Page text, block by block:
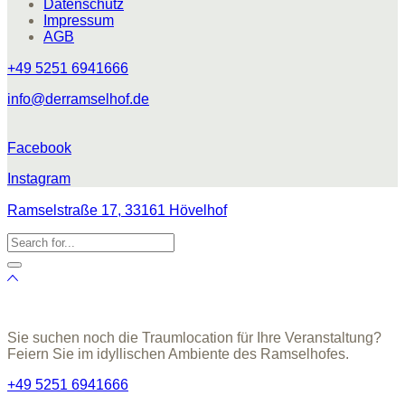
Datenschutz
Impressum
AGB
+49 5251 6941666
info@derramselhof.de
Facebook
Instagram
Ramselstraße 17, 33161 Hövelhof
Sie suchen noch die Traumlocation für Ihre Veranstaltung?
Feiern Sie im idyllischen Ambiente des Ramselhofes.
+49 5251 6941666